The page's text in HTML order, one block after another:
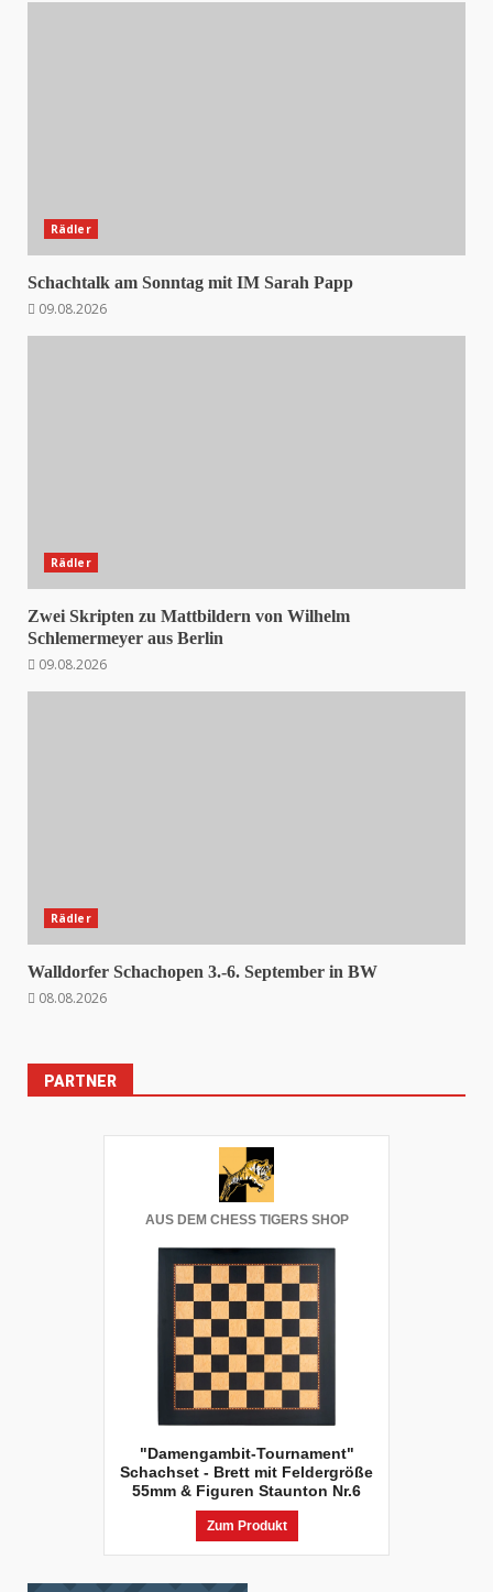
Rädler
Schachtalk am Sonntag mit IM Sarah Papp
09.08.2026
Rädler
Zwei Skripten zu Mattbildern von Wilhelm
Schlemermeyer aus Berlin
09.08.2026
Rädler
Walldorfer Schachopen 3.-6. September in BW
08.08.2026
PARTNER
AUS DEM CHESS TIGERS SHOP
"Damengambit-Tournament"
Schachset - Brett mit Feldergröße
55mm & Figuren Staunton Nr.6
Zum Produkt